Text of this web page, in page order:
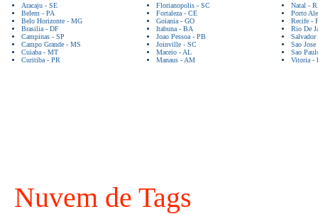
Aracaju - SE
Belem - PA
Belo Horizonte - MG
Brasilia - DF
Campinas - SP
Campo Grande - MS
Cuiaba - MT
Curitiba - PR
Florianopolis - SC
Fortaleza - CE
Goiania - GO
Itabuna - BA
Joao Pessoa - PB
Joinville - SC
Maceio - AL
Manaus - AM
Natal -
Porto
Recife -
Rio De
Sao
Sao
Vitoria -
Nuvem de Tags